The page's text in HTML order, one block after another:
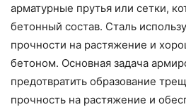
арматурные прутья или сетки,
бетонный состав. Сталь
прочности на растяжение и
бетоном. Основная задача
предотвратить образование
прочность на растяжение и